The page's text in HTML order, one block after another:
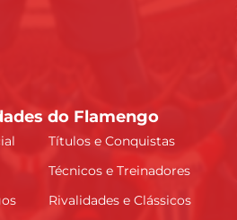
do Flamengo
Títulos e Conquistas
Técnicos e Treinadores
Rivalidades e Clássicos